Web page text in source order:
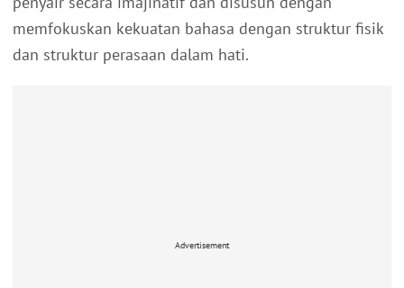
memfokuskan kekuatan bahasa dengan struktur fisik
dan struktur perasaan dalam hati.
Advertisement